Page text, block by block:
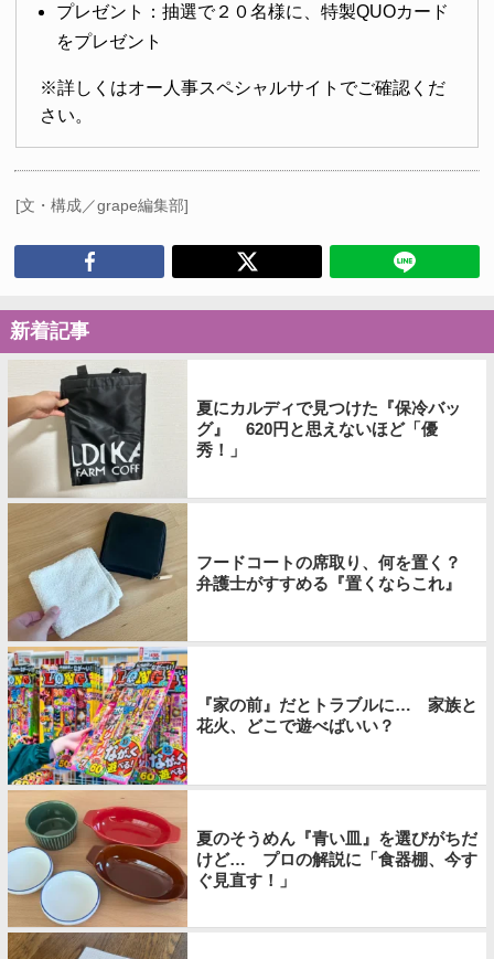
プレゼント：抽選で２０名様に、特製QUOカード
をプレゼント
※詳しくはオー人事スペシャルサイトでご確認くだ
さい。
[文・構成／grape編集部]
新着記事
夏にカルディで見つけた『保冷バッ
グ』 620円と思えないほど「優
秀！」
フードコートの席取り、何を置く？
弁護士がすすめる『置くならこれ』
『家の前』だとトラブルに… 家族と
花火、どこで遊べばいい？
夏のそうめん『青い皿』を選びがちだ
けど… プロの解説に「食器棚、今す
ぐ見直す！」